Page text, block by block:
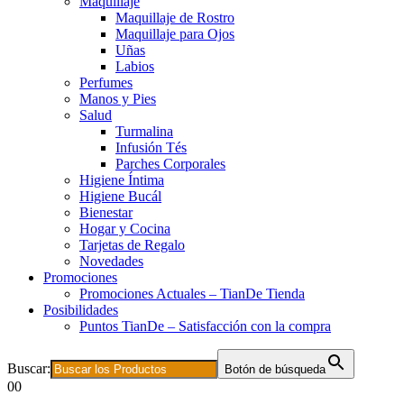
Maquillaje de Rostro
Maquillaje para Ojos
Uñas
Labios
Perfumes
Manos y Pies
Salud
Turmalina
Infusión Tés
Parches Corporales
Higiene Íntima
Higiene Bucál
Bienestar
Hogar y Cocina
Tarjetas de Regalo
Novedades
Promociones
Promociones Actuales – TianDe Tienda
Posibilidades
Puntos TianDe – Satisfacción con la compra
Buscar: Botón de búsqueda
00